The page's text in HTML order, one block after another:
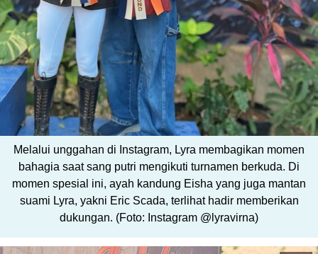
Melalui unggahan di Instagram, Lyra membagikan momen
bahagia saat sang putri mengikuti turnamen berkuda. Di
momen spesial ini, ayah kandung Eisha yang juga mantan
suami Lyra, yakni Eric Scada, terlihat hadir memberikan
dukungan. (Foto: Instagram @lyravirna)